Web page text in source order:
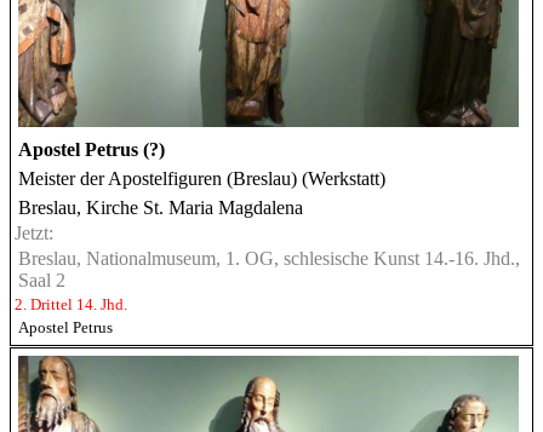
Apostel Petrus (?)
Meister der Apostelfiguren (Breslau) (Werkstatt)
Breslau, Kirche St. Maria Magdalena
Jetzt:
Breslau, Nationalmuseum, 1. OG, schlesische Kunst 14.-16. Jhd.,
Saal 2
2. Drittel 14. Jhd.
Apostel Petrus